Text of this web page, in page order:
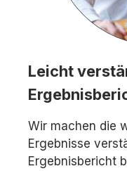
Leicht
Wir machen die
Ergebnisse
Ergebnisbericht